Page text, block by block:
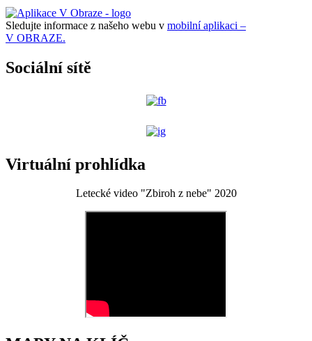
Sledujte informace z našeho webu v mobilní aplikaci –
V OBRAZE.
Sociální sítě
Virtuální prohlídka
Letecké video "Zbiroh z nebe" 2020